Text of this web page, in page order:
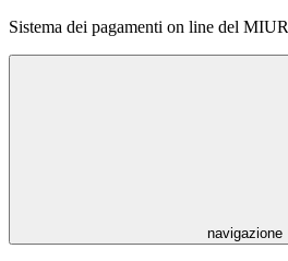
Sistema dei pagamenti on line del MIUR
navigazione